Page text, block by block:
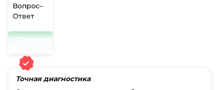
Вопрос–
Ответ
Записаться на приём
Точная диагностика